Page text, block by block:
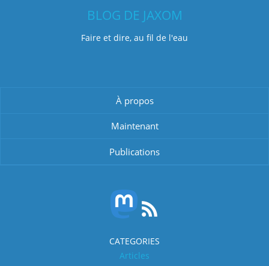
BLOG DE JAXOM
Faire et dire, au fil de l'eau
À propos
Maintenant
Publications
CATEGORIES
Articles